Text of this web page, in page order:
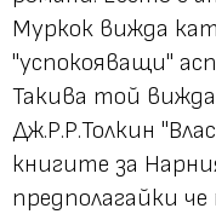
Муркок вижда
"успокояващи"
Такива той
Дж.Р.Р.Толкин
книгите за
предполагайки